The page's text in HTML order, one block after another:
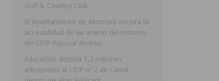
SEGURA
[ 08/08/2026 ]
Benferri da comienzo a sus fiestas
[ 07/08/2026 ]
DOLORES
Golf & Country Club
El Ayuntamiento de Almoradí mejora la
accesibilidad de las aceras del entorno
del CEIP Pascual Andreu
Educación destina 1,2 millones
adicionales al CEIP nº 2 de Catral